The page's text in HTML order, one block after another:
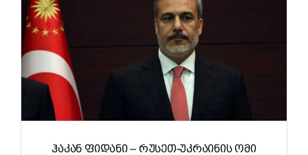
ᲰᲐᲙᲐᲜ ᲤᲘᲓᲐᲜᲘ – ᲠᲣᲡᲔᲗ-ᲣᲙᲠᲐᲘᲜᲘᲡ ᲝᲛᲘ